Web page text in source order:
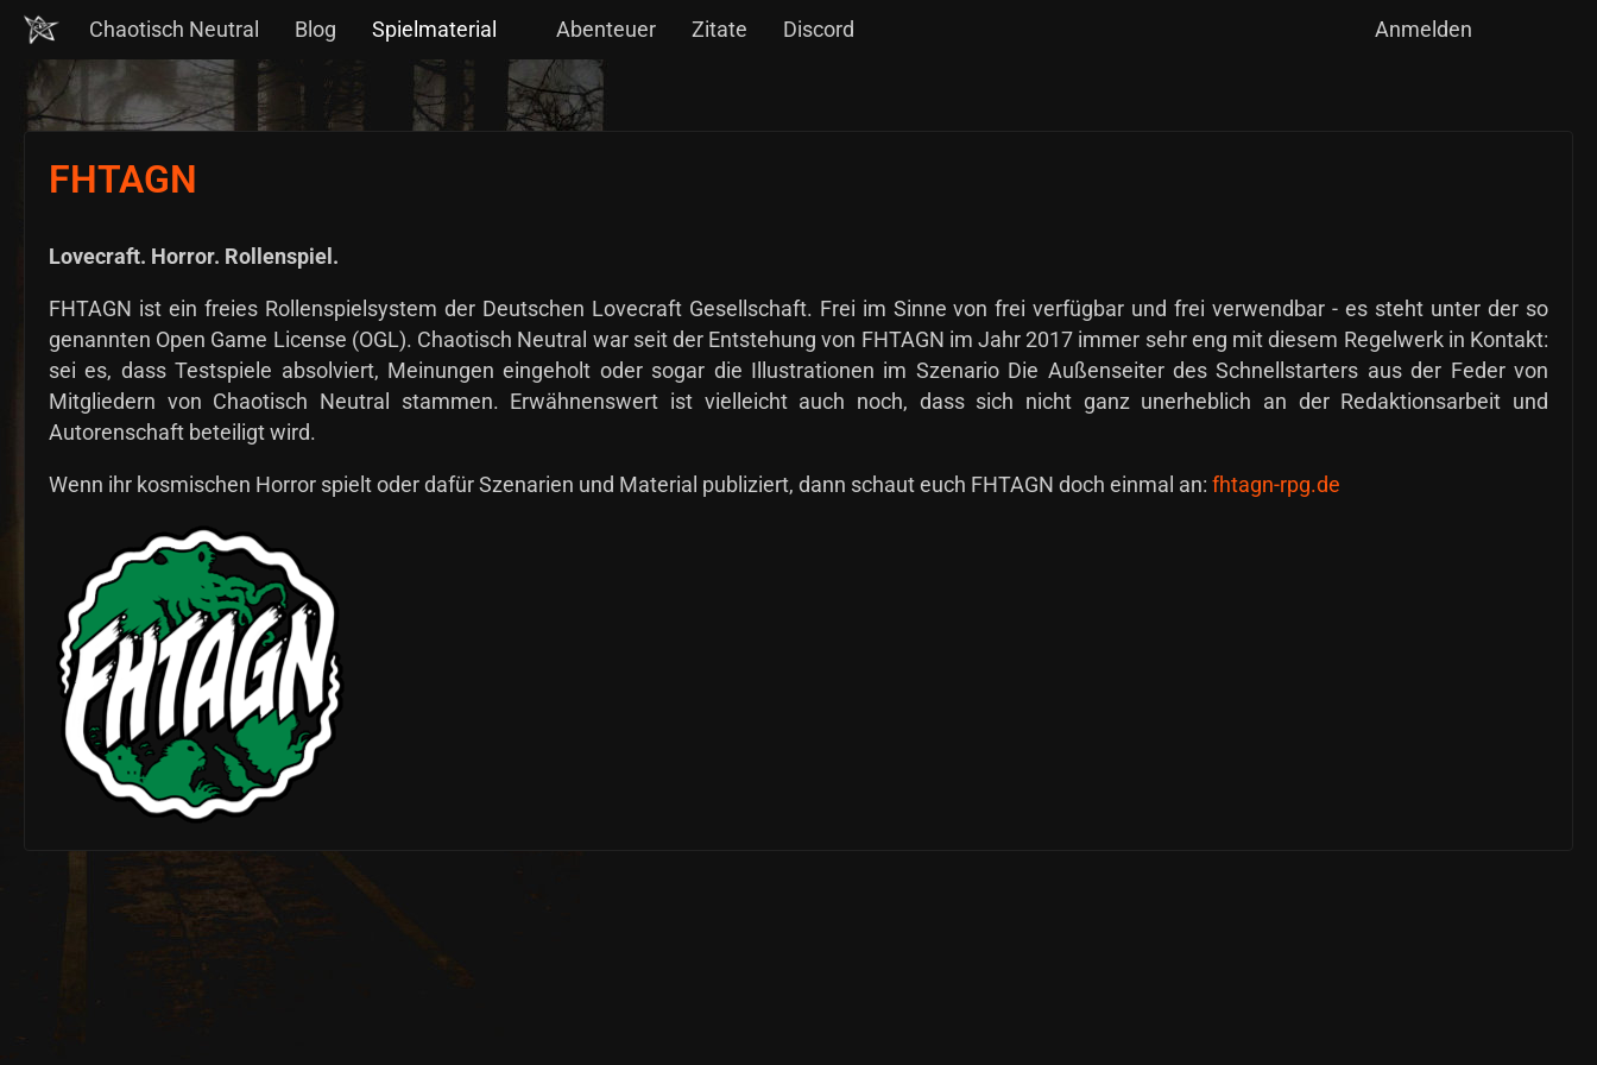
Chaotisch Neutral Blog Spielmaterial Abenteuer Zitate Discord Anmelden
FHTAGN
Lovecraft. Horror. Rollenspiel.
FHTAGN ist ein freies Rollenspielsystem der Deutschen Lovecraft Gesellschaft. Frei im Sinne von frei verfügbar und frei verwendbar - es steht unter der so
genannten Open Game License (OGL). Chaotisch Neutral war seit der Entstehung von FHTAGN im Jahr 2017 immer sehr eng mit diesem Regelwerk in Kontakt:
sei es, dass Testspiele absolviert, Meinungen eingeholt oder sogar die Illustrationen im Szenario Die Außenseiter des Schnellstarters aus der Feder von
Mitgliedern von Chaotisch Neutral stammen. Erwähnenswert ist vielleicht auch noch, dass sich nicht ganz unerheblich an der Redaktionsarbeit und
Autorenschaft beteiligt wird.
Wenn ihr kosmischen Horror spielt oder dafür Szenarien und Material publiziert, dann schaut euch FHTAGN doch einmal an: fhtagn-rpg.de